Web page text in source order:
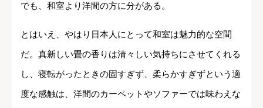
でも、和室より洋間の方に分がある。
とはいえ、やはり日本人にとって和室は魅力的な空間
だ。真新しい畳の香りは清々しい気持ちにさせてくれる
し、寝転がったときの固すぎず、柔らかすぎずという適
度な感触は、洋間のカーペットやソファーでは味わえな